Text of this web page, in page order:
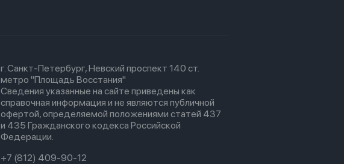
г. Санкт-Петербург, Невский проспект 140 ст.
метро "Площадь Восстания"
Сведения указанные на сайте приведены как
справочная информация и не являются публичной
офертой, определяемой положениями статей 437
и 435 Гражданского кодекса Российской
Федерации.
+7 (812) 409-90-12